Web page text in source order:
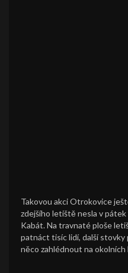
Takovou akci Otrokovice
zdejšího letiště nesla v
Kabát. Na travnaté ploše
patnáct tisíc lidí, další stovky
něco zahlédnout na okolních